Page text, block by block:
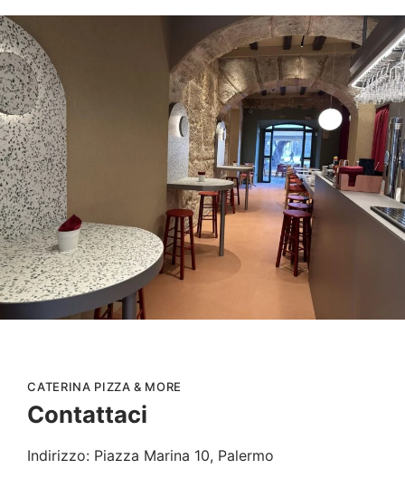
CATERINA PIZZA & MORE
Contattaci
Indirizzo: Piazza Marina 10, Palermo
TARGETING
FUNZIONALITÀ
ACCETTA TUTTO
RIFIUTA TUTTO
MOSTRA DETTAGLI